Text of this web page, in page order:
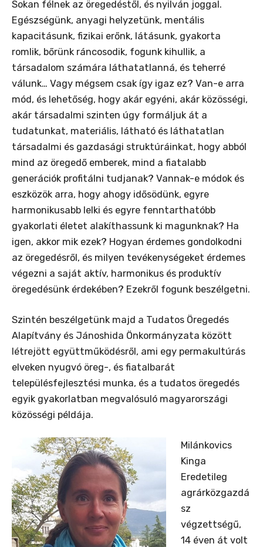
Sokan félnek az öregedéstől, és nyilván joggal.
Egészségünk, anyagi helyzetünk, mentális
kapacitásunk, fizikai erőnk, látásunk, gyakorta
romlik, bőrünk ráncosodik, fogunk kihullik, a
társadalom számára láthatatlanná, és teherré
válunk… Vagy mégsem csak így igaz ez? Van-e arra
mód, és lehetőség, hogy akár egyéni, akár közösségi,
akár társadalmi szinten úgy formáljuk át a
tudatunkat, materiális, látható és láthatatlan
társadalmi és gazdasági struktúráinkat, hogy abból
mind az öregedő emberek, mind a fiatalabb
generációk profitálni tudjanak? Vannak-e módok és
eszközök arra, hogy ahogy idősödünk, egyre
harmonikusabb lelki és egyre fenntarthatóbb
gyakorlati életet alakíthassunk ki magunknak? Ha
igen, akkor mik ezek? Hogyan érdemes gondolkodni
az öregedésről, és milyen tevékenységeket érdemes
végezni a saját aktív, harmonikus és produktív
öregedésünk érdekében? Ezekről fogunk beszélgetni.
Szintén beszélgetünk majd a Tudatos Öregedés
Alapítvány és Jánoshida Önkormányzata között
létrejött együttműködésről, ami egy permakultúrás
elveken nyugvó öreg-, és fiatalbarát
településfejlesztési munka, és a tudatos öregedés
egyik gyakorlatban megvalósuló magyarországi
közösségi példája.
Milánkovics
Kinga
Eredetileg
agrárközgazdá
sz
végzettségű,
14 éven át volt